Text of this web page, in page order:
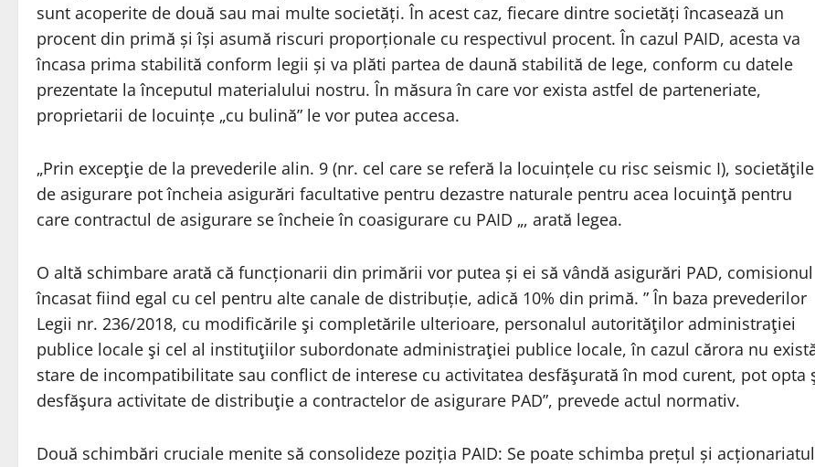
sunt acoperite de două sau mai multe societăți. În acest caz, fiecare dintre societăți încasează un
procent din primă și își asumă riscuri proporționale cu respectivul procent. În cazul PAID, acesta va
încasa prima stabilită conform legii și va plăti partea de daună stabilită de lege, conform cu datele
prezentate la începutul materialului nostru. În măsura în care vor exista astfel de parteneriate,
proprietarii de locuințe „cu bulină” le vor putea accesa.
„Prin excepţie de la prevederile alin. 9 (nr. cel care se referă la locuințele cu risc seismic I), societăţile
de asigurare pot încheia asigurări facultative pentru dezastre naturale pentru acea locuinţă pentru
care contractul de asigurare se încheie în coasigurare cu PAID „, arată legea.
O altă schimbare arată că funcționarii din primării vor putea și ei să vândă asigurări PAD, comisionul
încasat fiind egal cu cel pentru alte canale de distribuție, adică 10% din primă. ” În baza prevederilor
Legii nr. 236/2018, cu modificările şi completările ulterioare, personalul autorităţilor administraţiei
publice locale şi cel al instituţiilor subordonate administraţiei publice locale, în cazul cărora nu
stare de incompatibilitate sau conflict de interese cu activitatea desfăşurată în mod curent, pot opta
desfăşura activitate de distribuţie a contractelor de asigurare PAD”, prevede actul normativ.
Două schimbări cruciale menite să consolideze poziția PAID: Se poate schimba prețul și acționariatul